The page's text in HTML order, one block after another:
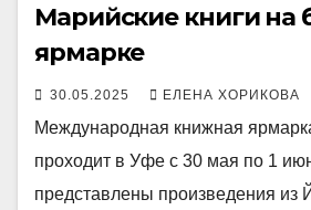
Марийские книги на
ярмарке
30.05.2025 ЕЛЕНА ХОРИКОВА
Международная книжная
проходит в Уфе с 30 мая по 1
представлены произведения